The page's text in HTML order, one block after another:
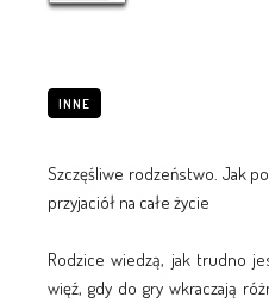
INNE
Szczęśliwe rodzeństwo. Jak
przyjaciół na całe życie
Rodzice wiedzą, jak trudno
więź, gdy do gry wkraczają